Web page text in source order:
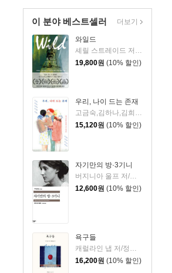
이 분야 베스트셀러
와일드
19,800원 (10% 할인)
우리, 나이 드는 존재
고금숙,김하나,김희경,송은혜,신혜우,윤정원,이라영,정수윤,정희진 저
15,120원 (10% 할인)
자기만의 방·3기니
버지니아 울프 저/이미애 역
12,600원 (10% 할인)
욕구들
캐럴라인 냅 저/정지인 역
16,200원 (10% 할인)
더보기